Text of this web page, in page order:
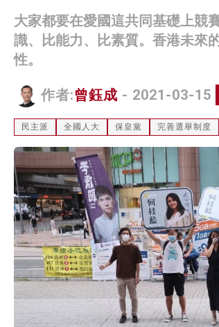
大家都要在愛國這共同基礎上競
識、比能力、比素質。香港未來
性。
作者:曾鈺成 - 2021-03-15
民主派 全國人大 保皇黨 完善選舉制度